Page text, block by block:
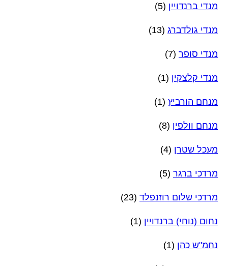
מנדי ברנדויין (5)
מנדי גולדברג (13)
מנדי סופר (7)
מנדי קלצקין (1)
מנחם הורביץ (1)
מנחם וולפין (8)
מעכל שטרן (4)
מרדכי ברגר (5)
מרדכי שלום רוזנפלד (23)
נחום (נוחי) ברנדויין (1)
נחמ"ש כהן (1)